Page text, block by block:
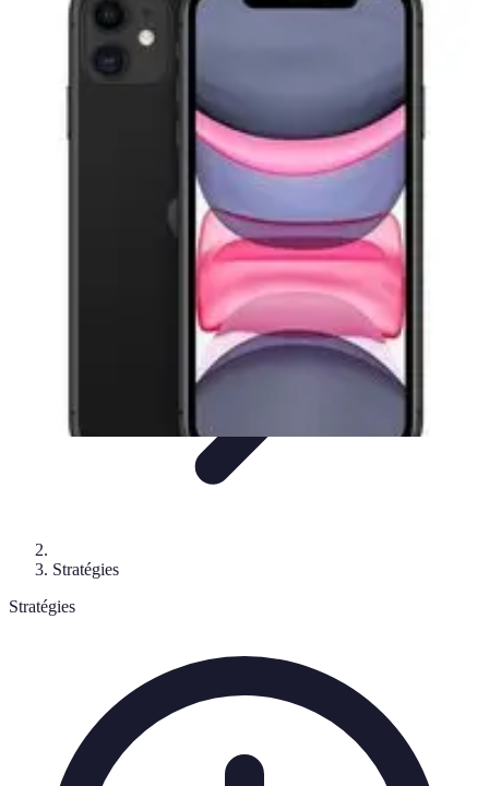
Ecommerçants France
Fidélisation et expérience client
Plateformes e-commerce
Ecommerçants France
Stratégies
Stratégies